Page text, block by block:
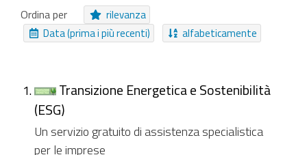
Area Tematica
Collezione Inviabile
Collegamento
Cartella Approfondimento
Cartella
Notizia Moduli
File
Riferimenti
NUOVI ELEMENTI DA
Da ieri
Nell'ultima settimana
Ordina per
rilevanza
Data (prima i più recenti)
alfabeticamente
Transizione Energetica e Sostenibilità
(ESG)
Un servizio gratuito di assistenza specialistica
per le imprese